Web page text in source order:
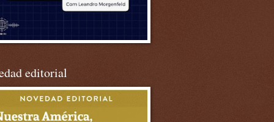
editorial